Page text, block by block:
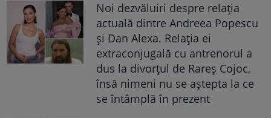
Noi dezvăluiri despre relația
actuală dintre Andreea Popescu
și Dan Alexa. Relația ei
extraconjugală cu antrenorul a
dus la divorțul de Rareș Cojoc,
însă nimeni nu se aștepta la ce
se întâmplă în prezent